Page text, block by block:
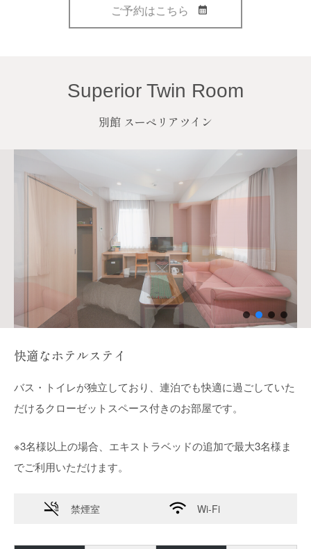
ご予約はこちら
Superior Twin Room
別館 スーペリアツイン
快適なホテルステイ
バス・トイレが独立しており、連泊でも快適に過ごしていた
だけるクローゼットスペース付きのお部屋です。
※3名様以上の場合、エキストラベッドの追加で最大3名様ま
でご利用いただけます。
禁煙室 Wi-Fi